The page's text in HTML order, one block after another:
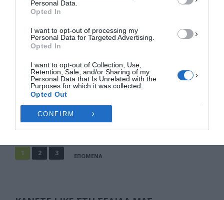
Personal Data.
Opted In
I want to opt-out of processing my
Personal Data for Targeted Advertising.
Opted In
I want to opt-out of Collection, Use,
Retention, Sale, and/or Sharing of my
Personal Data that Is Unrelated with the
Purposes for which it was collected.
Opted Out
CONFIRM
Πολιτική Cookies
Επίδομα θέρμανσης: Βήμα – βήμα η
υποβολή αίτησης [ΠΙΝΑΚΕΣ]
Με γοργούς ρυθμούς προχωρά η υποβολή των
αιτήσεων για το επίδομα θέρμανσης καθώς μέχρι
στιγμής και περίπου ένα μήνα πριν …
F
a
c
e
M
a
st
o
E
m
ai
Μ
οι
ρ
Σελιδοποίηση
άρθρων
1 2 3 ΕΠΌΜΕΝΑ